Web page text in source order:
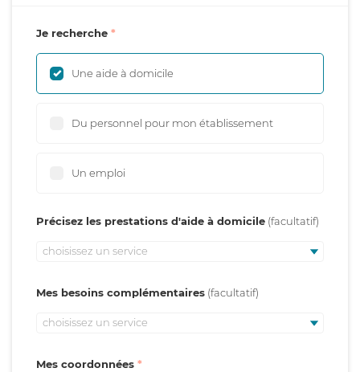
Je recherche
Une aide à domicile
Du personnel pour mon établissement
Un emploi
Précisez les prestations d'aide à domicile
choisissez un service
Mes besoins complémentaires
choisissez un service
Mes coordonnées